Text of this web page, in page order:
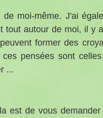
moi-même. J'ai
tout autour de moi, il y
former des
ces pensées sont
...
est de vous